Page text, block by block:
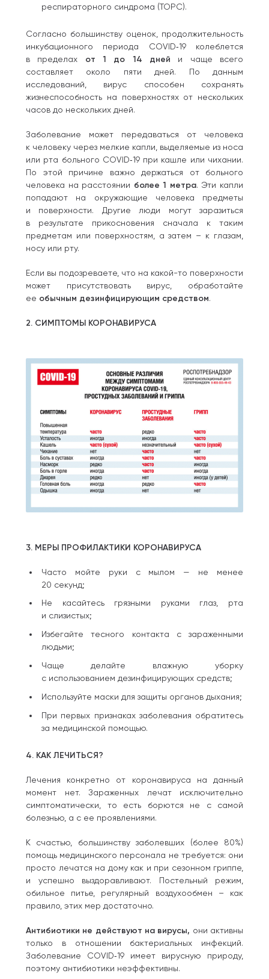
респираторного синдрома (ТОРС).
Согласно большинству оценок, продолжительность
инкубационного периода COVID‑19 колеблется
в пределах от 1 до 14 дней и чаще всего
составляет около пяти дней. По данным
исследований, вирус способен сохранять
жизнеспособность на поверхностях от нескольких
часов до нескольких дней.
Заболевание может передаваться от человека
к человеку через мелкие капли, выделяемые из носа
или рта больного COVID‑19 при кашле или чихании.
По этой причине важно держаться от больного
человека на расстоянии более 1 метра. Эти капли
попадают на окружающие человека предметы
и поверхности. Другие люди могут заразиться
в результате прикосновения сначала к таким
предметам или поверхностям, а затем – к глазам,
носу или рту.
Если вы подозреваете, что на какой-то поверхности
может присутствовать вирус, обработайте
ее обычным дезинфицирующим средством.
2. СИМПТОМЫ КОРОНАВИРУСА
3. МЕРЫ ПРОФИЛАКТИКИ КОРОНАВИРУСА
Часто мойте руки с мылом — не менее
20 секунд;
Не касайтесь грязными руками глаз, рта
и слизистых;
Избегайте тесного контакта с зараженными
людьми;
Чаще делайте влажную уборку
с использованием дезинфицирующих средств;
Используйте маски для защиты органов дыхания;
При первых признаках заболевания обратитесь
за медицинской помощью.
4. КАК ЛЕЧИТЬСЯ?
Лечения конкретно от коронавируса на данный
момент нет. Зараженных лечат исключительно
симптоматически, то есть борются не с самой
болезнью, а с ее проявлениями.
К счастью, большинству заболевших (более 80%)
помощь медицинского персонала не требуется: они
просто лечатся на дому как и при сезонном гриппе,
и успешно выздоравливают. Постельный режим,
обильное питье, регулярный воздухообмен – как
правило, этих мер достаточно.
Антибиотики не действуют на вирусы, они активны
только в отношении бактериальных инфекций.
Заболевание COVID‑19 имеет вирусную природу,
поэтому антибиотики неэффективны.